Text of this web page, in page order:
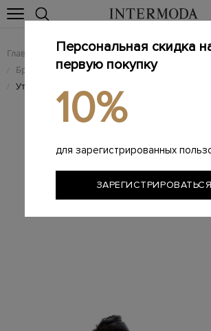
Главная Мужчинам / Брендовая мужская
/ Брендовые мужские кеды
/ Утепленные мехом кеды из гладкой кожи с
Персональная скидка
первую покупку
10%
для зарегистрированных
ЗАРЕГИСТРИРОВАТЬСЯ